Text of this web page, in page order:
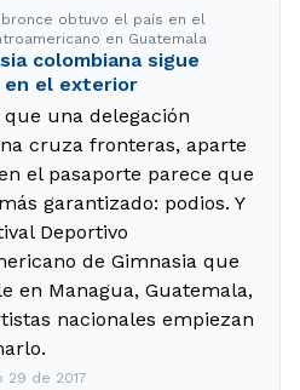
bronce obtuvo el país en el
en Guatemala
colombiana sigue
en el exterior
que una delegación
cruza fronteras, aparte
el pasaporte parece que
garantizado: podios. Y
Deportivo
de Gimnasia que
en Managua, Guatemala,
nacionales empiezan
29 de 2017